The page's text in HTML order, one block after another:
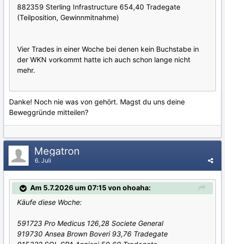
882359 Sterling Infrastructure 654,40 Tradegate
(Teilposition, Gewinnmitnahme)
Vier Trades in einer Woche bei denen kein Buchstabe in
der WKN vorkommt hatte ich auch schon lange nicht
mehr.
Danke! Noch nie was von gehört. Magst du uns deine
Beweggründe mitteilen?
Megatron
6. Juli
Am 5.7.2026 um 07:15 von ohoaha:
Käufe diese Woche:
591723 Pro Medicus 126,28 Societe General
919730 Ansea Brown Boveri 93,76 Tradegate